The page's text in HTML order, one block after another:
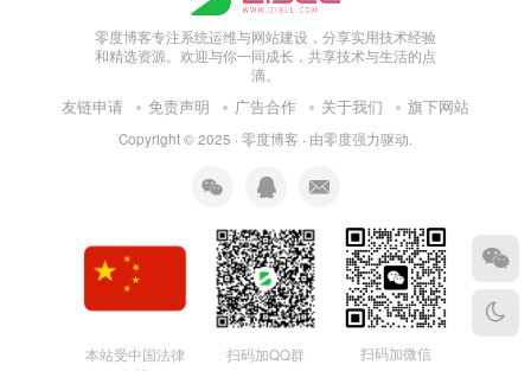
零度博客专注系统运维与网站建设，分享实用技术经验
和精选资源。欢迎与你一同成长，共享技术与生活的点
滴。
友链申请 免责声明 广告合作 关于我们 旗下网站
Copyright © 2025 · 零度博客 · 由零度强力驱动.
本站受中国法律
扫码加QQ群 扫码加微信